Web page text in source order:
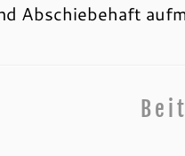
Abschiebehaft